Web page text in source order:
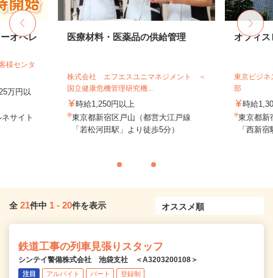
オペレ
様センタ
万円以
サイト
医療材料・医薬品の供給管理
株式会社 エフエスユニマネジメント ＜
国立健康危機管理研究機...
時給1,250円以上
東京都新宿区戸山（都営大江戸線
「若松河田駅」より徒歩5分）
オフィス
東京ビジ
部
時給
東京都新
「西新
全 21件中 1 - 20件を表示
鉄道工事の列車見張りスタッフ
シンテイ警備株式会社 池袋支社 ＜A3203200108＞
注目 アルバイト パート 登録制